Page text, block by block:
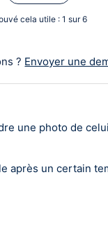
cela utile : 1 sur 6
? Envoyer une
une photo de
après un certain